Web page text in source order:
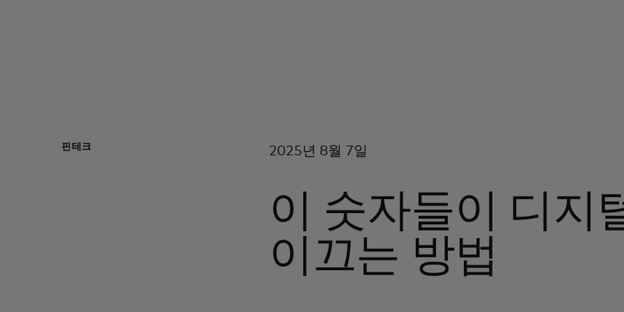
핀테크 2025년 8월 7일
이 숫자들이 디지
이끄는 방법